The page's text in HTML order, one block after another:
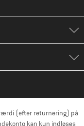
(efter returnering) på
kan kun indløses